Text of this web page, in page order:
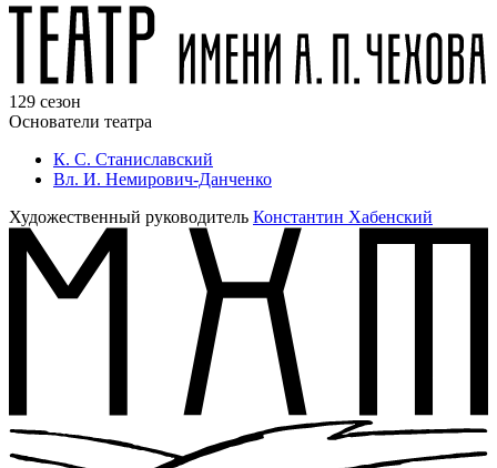
129 сезон
Основатели театра
К. С. Станиславский
Вл. И. Немирович-Данченко
Художественный руководитель Константин Хабенский